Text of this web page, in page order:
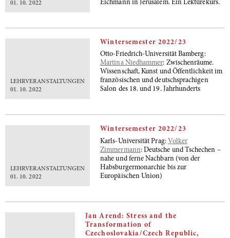
01. 10. 2022
Eichmann in Jerusalem. Ein Lektürekurs.
LEHRVERANSTALTUNGEN
01. 10. 2022
Wintersemester 2022/23
Otto-Friedrich-Universität Bamberg:
Martina Niedhammer: Zwischenräume.
Wissenschaft, Kunst und Öffentlichkeit im
französischen und deutschsprachigen
Salon des 18. und 19. Jahrhunderts
LEHRVERANSTALTUNGEN
01. 10. 2022
Wintersemester 2022/23
Karls-Universität Prag: Volker
Zimmermann: Deutsche und Tschechen –
nahe und ferne Nachbarn (von der
Habsburgermonarchie bis zur
Europäischen Union)
Jan Arend: Stress and the
Transformation of
Czechoslovakia/Czech Republic,